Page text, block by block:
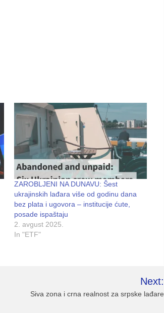
ZAROBLJENI NA DUNAVU: Šest
ukrajinskih lađara više od godinu dana
bez plata i ugovora – institucije ćute,
posade ispaštaju
2. avgust 2025.
In "ETF"
Next:
Siva zona i crna realnost za srpske lađare